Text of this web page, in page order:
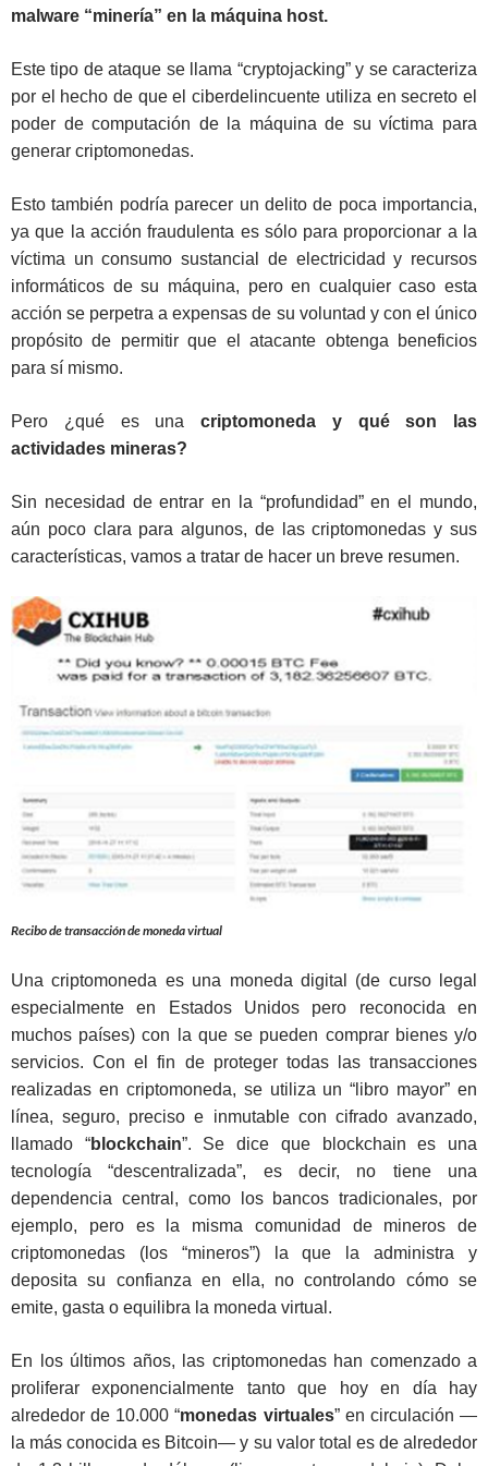
malware “minería” en la máquina host.
Este tipo de ataque se llama “cryptojacking” y se caracteriza
por el hecho de que el ciberdelincuente utiliza en secreto el
poder de computación de la máquina de su víctima para
generar criptomonedas.
Esto también podría parecer un delito de poca importancia,
ya que la acción fraudulenta es sólo para proporcionar a la
víctima un consumo sustancial de electricidad y recursos
informáticos de su máquina, pero en cualquier caso esta
acción se perpetra a expensas de su voluntad y con el único
propósito de permitir que el atacante obtenga beneficios
para sí mismo.
Pero ¿qué es una criptomoneda y qué son las
actividades mineras?
Sin necesidad de entrar en la “profundidad” en el mundo,
aún poco clara para algunos, de las criptomonedas y sus
características, vamos a tratar de hacer un breve resumen.
Recibo de transacción de moneda virtual
Una criptomoneda es una moneda digital (de curso legal
especialmente en Estados Unidos pero reconocida en
muchos países) con la que se pueden comprar bienes y/o
servicios. Con el fin de proteger todas las transacciones
realizadas en criptomoneda, se utiliza un “libro mayor” en
línea, seguro, preciso e inmutable con cifrado avanzado,
llamado “blockchain”. Se dice que blockchain es una
tecnología “descentralizada”, es decir, no tiene una
dependencia central, como los bancos tradicionales, por
ejemplo, pero es la misma comunidad de mineros de
criptomonedas (los “mineros”) la que la administra y
deposita su confianza en ella, no controlando cómo se
emite, gasta o equilibra la moneda virtual.
En los últimos años, las criptomonedas han comenzado a
proliferar exponencialmente tanto que hoy en día hay
alrededor de 10.000 “monedas virtuales” en circulación —
la más conocida es Bitcoin— y su valor total es de alrededor